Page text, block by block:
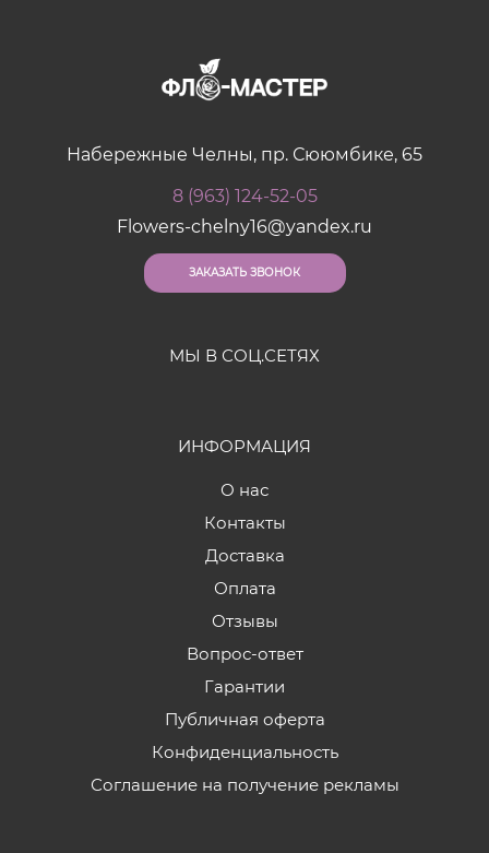
Набережные Челны, пр. Сююмбике, 65
8 (963) 124-52-05
Flowers-chelny16@yandex.ru
ЗАКАЗАТЬ ЗВОНОК
МЫ В СОЦ.СЕТЯХ
ИНФОРМАЦИЯ
О нас
Контакты
Доставка
Оплата
Отзывы
Вопрос-ответ
Гарантии
Публичная оферта
Конфиденциальность
Соглашение на получение рекламы